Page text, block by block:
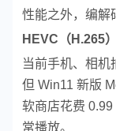
性能之外，编解
HEVC（H.265
当前手机、相机
但 Win11 新版
软商店花费
常播放。